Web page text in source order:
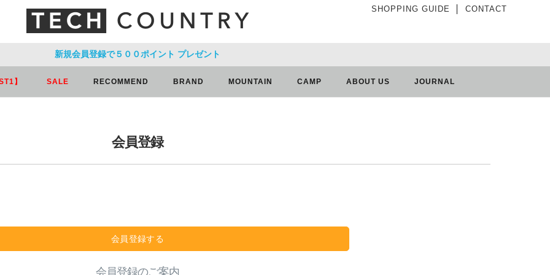
SHOPPING GUIDE CONTACT
新規会員登録で５００ポイント プレゼント
】 SALE RECOMMEND BRAND MOUNTAIN CAMP ABOUT US JOURNAL
会員登録
会員登録する
会員登録のご案内